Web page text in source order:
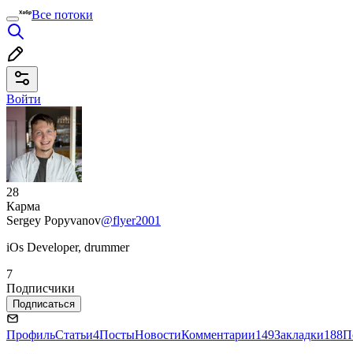
Все потоки
Войти
28
Карма
Sergey Popyvanov@flyer2001
iOs Developer, drummer
7
Подписчики
Подписаться
ПрофильСтатьи4ПостыНовостиКомментарии149Закладки188